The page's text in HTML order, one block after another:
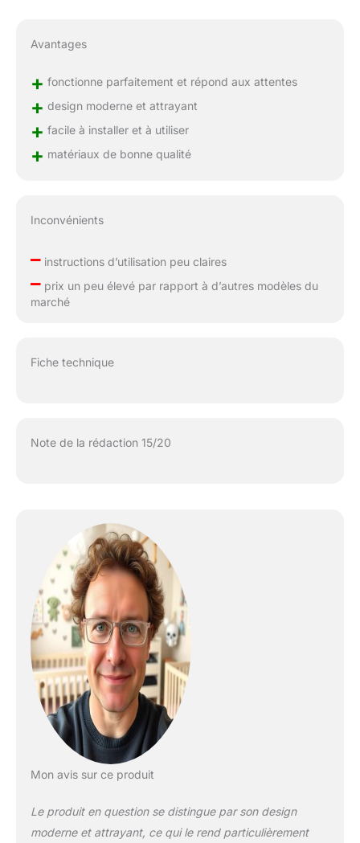
Avantages
+ fonctionne parfaitement et répond aux attentes
+ design moderne et attrayant
+ facile à installer et à utiliser
+ matériaux de bonne qualité
Inconvénients
–instructions d’utilisation peu claires
–prix un peu élevé par rapport à d’autres modèles du
marché
Fiche technique
Note de la rédaction 15/20
Mon avis sur ce produit
Le produit en question se distingue par son design
moderne et attrayant, ce qui le rend particulièrement